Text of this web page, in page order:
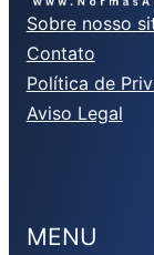
Sobre nosso
Contato
Política de
Aviso Legal
MENU